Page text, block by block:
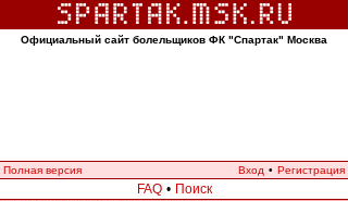
Официальный сайт болельщиков ФК "Спартак" Москва
Полная версия Вход • Регистрация
FAQ • Поиск